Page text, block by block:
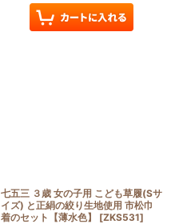
七五三 ３歳 女の子用 こども草履(Sサ
イズ) と正絹の絞り生地使用 市松巾
着のセット【薄水色】
[ZKS531]